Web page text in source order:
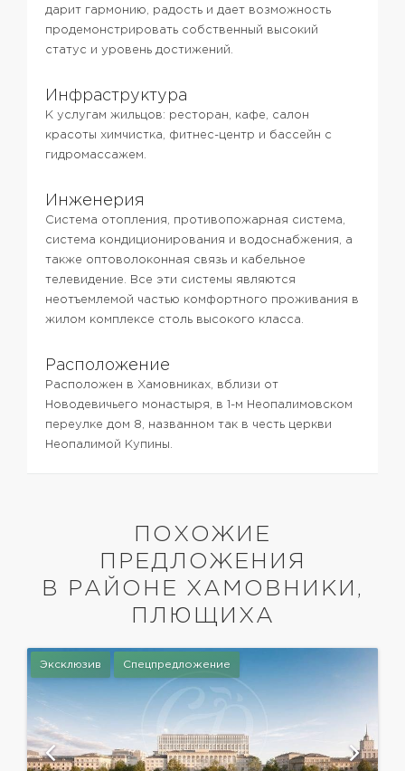
дарит гармонию, радость и дает возможность
продемонстрировать собственный высокий
статус и уровень достижений.
Инфраструктура
К услугам жильцов: ресторан, кафе, салон
красоты химчистка, фитнес-центр и бассейн с
гидромассажем.
Инженерия
Cистема отопления, противопожарная система,
система кондиционирования и водоснабжения, а
также оптоволоконная связь и кабельное
телевидение. Все эти системы являются
неотъемлемой частью комфортного проживания в
жилом комплексе столь высокого класса.
Расположение
Расположен в Хамовниках, вблизи от
Новодевичьего монастыря, в 1-м Неопалимовском
переулке дом 8, названном так в честь церкви
Неопалимой Купины.
ПОХОЖИЕ
ПРЕДЛОЖЕНИЯ
В РАЙОНЕ ХАМОВНИКИ,
ПЛЮЩИХА
Эксклюзив Спецпредложение